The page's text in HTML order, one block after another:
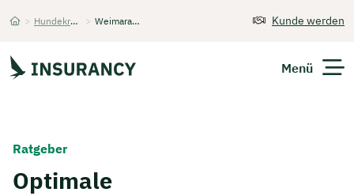
> Hundekrankenversicherung > Weimaraner Kunde werden
Menü
Ratgeber
Optimale